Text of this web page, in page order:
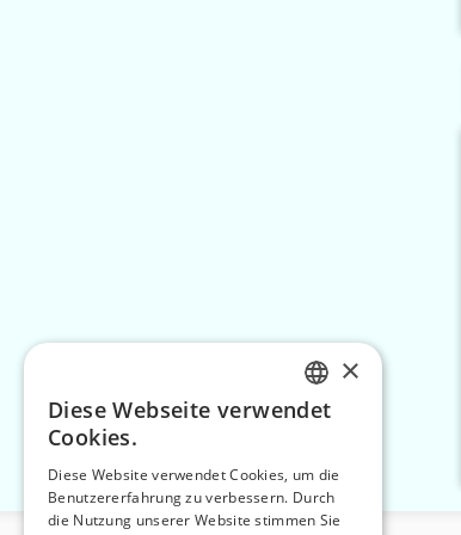
CZECH
ENGLISH
×
Diese Webseite verwendet
Cookies.
Diese Website verwendet Cookies, um die
Benutzererfahrung zu verbessern. Durch
die Nutzung unserer Website stimmen Sie